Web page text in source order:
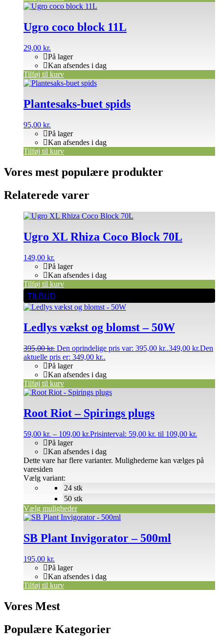
Ugro coco block 11L
29,00 kr.
På lager
Kan afsendes i dag
Tilføj til kurv
Plantesaks-buet spids
95,00 kr.
På lager
Kan afsendes i dag
Tilføj til kurv
Vores mest populære produkter
Relaterede varer
Ugro XL Rhiza Coco Block 70L
149,00 kr.
På lager
Kan afsendes i dag
Tilføj til kurv
TILBUD
Ledlys vækst og blomst – 50W
395,00kr. Den oprindelige pris var: 395,00 kr..349,00 kr.Den
aktuelle pris er: 349,00 kr..
På lager
Kan afsendes i dag
Tilføj til kurv
Root Riot – Spirings plugs
59,00 kr. – 109,00 kr.Prisinterval: 59,00 kr. til 109,00 kr.
På lager
Kan afsendes i dag
Vælg variant:
Vælg muligheder
Dette vare har flere varianter. Mulighederne kan vælges på
varesiden
24 stk
50 stk
SB Plant Invigorator – 500ml
195,00 kr.
På lager
Kan afsendes i dag
Tilføj til kurv
Vores Mest
Populære Kategorier